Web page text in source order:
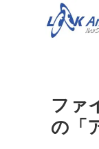
ファ
の「